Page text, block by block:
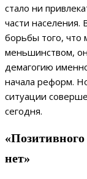
стало ни
части населения.
борьбы того, что
меньшинством,
демагогию
начала реформ.
ситуации
сегодня.
нет»